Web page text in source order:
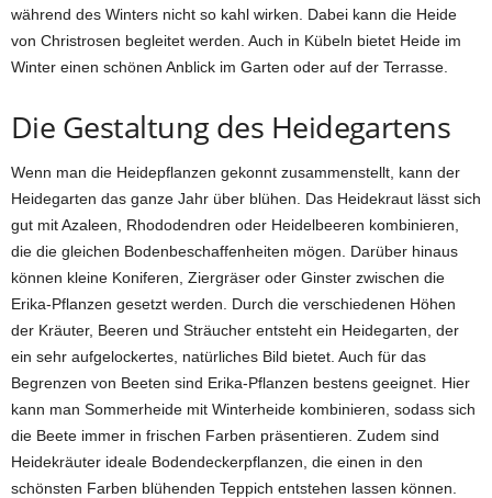
während des Winters nicht so kahl wirken. Dabei kann die Heide
von Christrosen begleitet werden. Auch in Kübeln bietet Heide im
Winter einen schönen Anblick im Garten oder auf der Terrasse.
Die Gestaltung des Heidegartens
Wenn man die Heidepflanzen gekonnt zusammenstellt, kann der
Heidegarten das ganze Jahr über blühen. Das Heidekraut lässt sich
gut mit Azaleen, Rhododendren oder Heidelbeeren kombinieren,
die die gleichen Bodenbeschaffenheiten mögen. Darüber hinaus
können kleine Koniferen, Ziergräser oder Ginster zwischen die
Erika-Pflanzen gesetzt werden. Durch die verschiedenen Höhen
der Kräuter, Beeren und Sträucher entsteht ein Heidegarten, der
ein sehr aufgelockertes, natürliches Bild bietet. Auch für das
Begrenzen von Beeten sind Erika-Pflanzen bestens geeignet. Hier
kann man Sommerheide mit Winterheide kombinieren, sodass sich
die Beete immer in frischen Farben präsentieren. Zudem sind
Heidekräuter ideale Bodendeckerpflanzen, die einen in den
schönsten Farben blühenden Teppich entstehen lassen können.